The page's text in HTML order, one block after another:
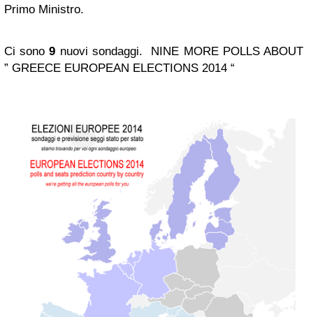
Primo Ministro.
Ci sono9 nuovi sondaggi. NINE MORE POLLS ABOUT
” GREECE EUROPEAN ELECTIONS 2014 “